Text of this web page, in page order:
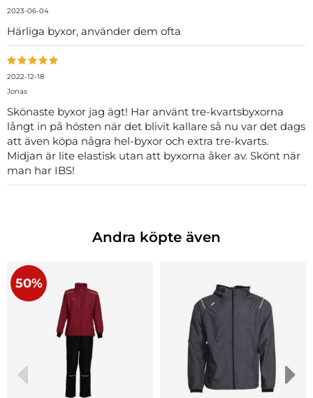
2023-06-04
Härliga byxor, använder dem ofta
2022-12-18
Jonas
Skönaste byxor jag ägt! Har använt tre-kvartsbyxorna
långt in på hösten när det blivit kallare så nu var det dags
att även köpa några hel-byxor och extra tre-kvarts.
Midjan är lite elastisk utan att byxorna åker av. Skönt när
man har IBS!
Andra köpte även
50%